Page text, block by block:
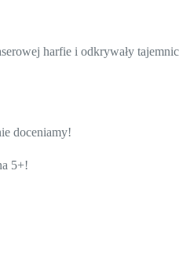
harfie i odkrywały
doceniamy!
5+!